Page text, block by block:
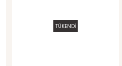
TÜKENDİ